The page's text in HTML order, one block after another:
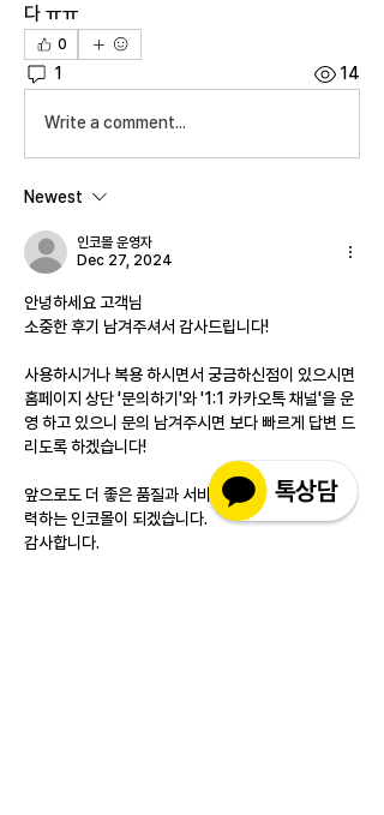
다 ㅠㅠ
0
1 14
Write a comment...
Newest
인코몰 운영자
Dec 27, 2024
안녕하세요 고객님
소중한 후기 남겨주셔서 감사드립니다!
사용하시거나 복용 하시면서 궁금하신점이 있으시면
홈페이지 상단 '문의하기'와 '1:1 카카오톡 채널'을 운
영 하고 있으니 문의 남겨주시면 보다 빠르게 답변 드
리도록 하겠습니다!
앞으로도 더 좋은 품질과 서비스를 제공하기 위해 노
력하는 인코몰이 되겠습니다.
감사합니다.